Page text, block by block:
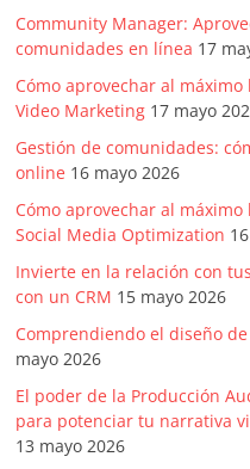
Community Manager:
comunidades en línea 17
Cómo aprovechar al
Video Marketing 17 mayo
Gestión de comunidades:
online 16 mayo 2026
Cómo aprovechar al
Social Media Optimization
Invierte en la relación con
con un CRM 15 mayo 2026
Comprendiendo el diseño
mayo 2026
El poder de la Producción
para potenciar tu narrativa
13 mayo 2026